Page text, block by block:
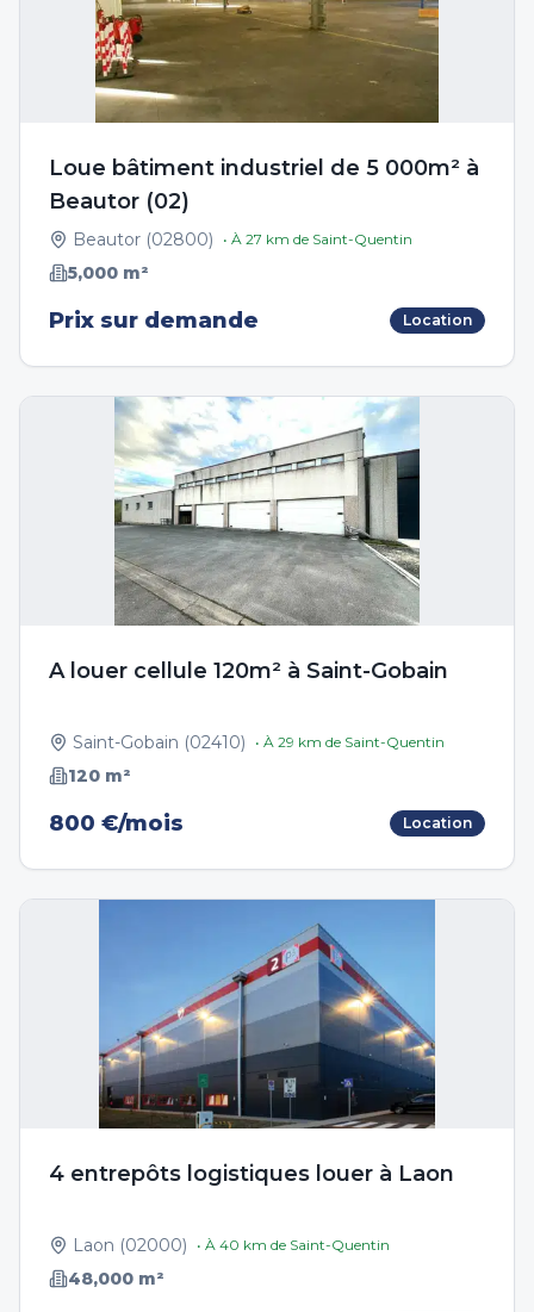
Loue bâtiment industriel de 5 000m² à
Beautor (02)
Beautor (02800) • À 27 km de Saint-Quentin
5,000 m²
Prix sur demande Location
A louer cellule 120m² à Saint-Gobain
Saint-Gobain (02410) • À 29 km de Saint-Quentin
120 m²
800 €/mois Location
4 entrepôts logistiques louer à Laon
Laon (02000) • À 40 km de Saint-Quentin
48,000 m²